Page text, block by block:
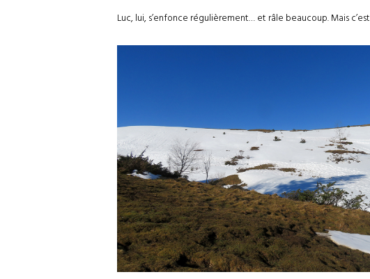
Luc, lui, s’enfonce régulièrement… et râle beaucoup. Mais